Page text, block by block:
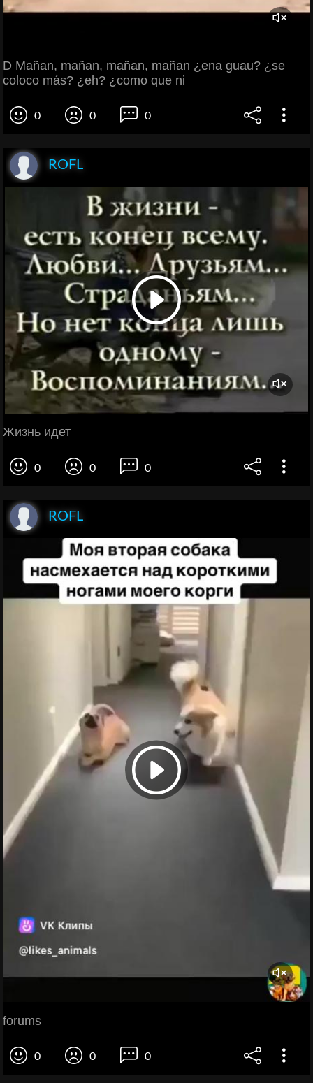
D Mañan, mañan, mañan, mañan ¿ena guau? ¿se
coloco más? ¿eh? ¿como que ni
0 0 0
ROFL
Жизнь идет
0 0 0
ROFL
forums
0 0 0